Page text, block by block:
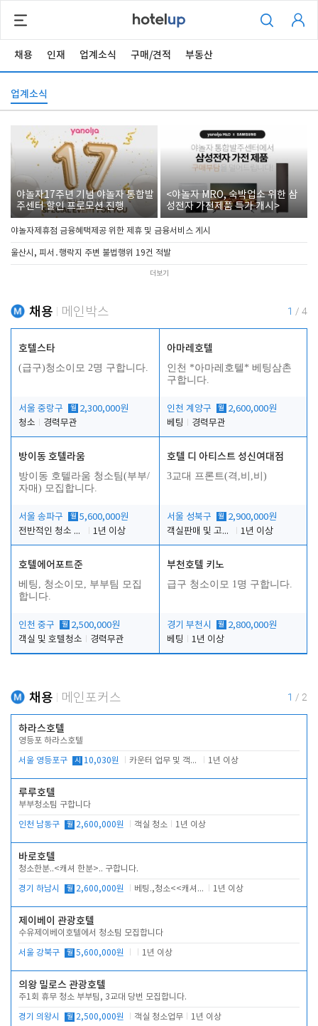
채용 인재 업계소식 구매/견적 부동산
업계소식
야놀자17주년 기념 야놀자 통합발
주센터 할인 프로모션 진행
<야놀자 MRO, 숙박업소 위한 삼
성전자 가전제품 특가 개시>
야놀자제휴점 금융혜택제공 위한 제휴 및 금융서비스 게시
울산시, 피서․행락지 주변 불법행위 19건 적발
더보기
채용 메인박스 1 / 4
호텔스타
(급구)청소이모 2명 구합니다.
서울 중랑구 월 2,300,000원
청소
경력무관
아마레호텔
인천 *아마레호텔* 베팅삼촌
구합니다.
인천 계양구 월 2,600,000원
베팅
경력무관
방이동 호텔라움
방이동 호텔라움 청소팀(부부/
자매) 모집합니다.
서울 송파구 월 5,600,000원
전반적인 청소 업무(객실청소.객실정리)
1년 이상
호텔 디 아티스트 성신여대점
3교대 프론트(격,비,비)
서울 성북구 월 2,900,000원
객실판매 및 고객응대
1년 이상
호텔에어포트준
베팅, 청소이모, 부부팀 모집
합니다.
인천 중구 월 2,500,000원
객실 및 호텔청소
경력무관
부천호텔 키노
급구 청소이모 1명 구합니다.
경기 부천시 월 2,800,000원
베팅
1년 이상
채용 메인포커스 1 / 2
하라스호텔
영등포 하라스호텔
서울 영등포구 시 10,030원 카운터 업무 및 객실관리(청소상태 확인, 객실판매) 1년 이상
루루호텔
부부청소팀 구합니다
인천 남동구 월 2,600,000원 객실 청소 1년 이상
바로호텔
청소한분..<캐셔 한분>.. 구합니다.
경기 하남시 월 2,600,000원 베팅.,청소<<캐셔 모셔봅니다. 1년 이상
제이베이 관광호텔
수유제이베이호텔에서 청소팀 모집합니다
서울 강북구 월 5,600,000원 1년 이상
의왕 밀로스 관광호텔
주1회 휴무 청소 부부팀, 3교대 당번 모집합니다.
경기 의왕시 월 2,500,000원 객실 청소업무 1년 이상